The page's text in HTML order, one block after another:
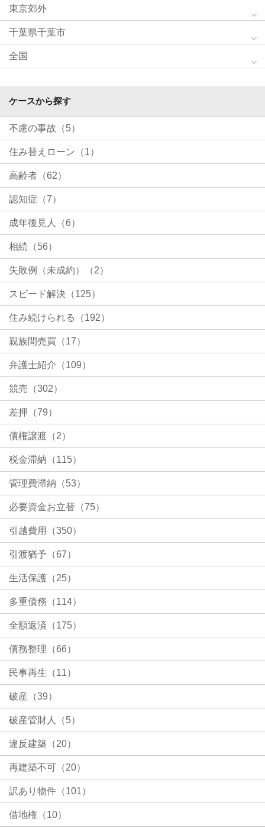
東京郊外
千葉県千葉市
全国
ケースから探す
不慮の事故（5）
住み替えローン（1）
高齢者（62）
認知症（7）
成年後見人（6）
相続（56）
失敗例（未成約）（2）
スピード解決（125）
住み続けられる（192）
親族間売買（17）
弁護士紹介（109）
競売（302）
差押（79）
債権譲渡（2）
税金滞納（115）
管理費滞納（53）
必要資金お立替（75）
引越費用（350）
引渡猶予（67）
生活保護（25）
多重債務（114）
全額返済（175）
債務整理（66）
民事再生（11）
破産（39）
破産管財人（5）
違反建築（20）
再建築不可（20）
訳あり物件（101）
借地権（10）